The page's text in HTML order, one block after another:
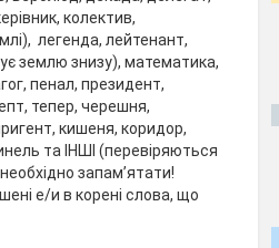
колектив,
легенда, лейтенант,
землю знизу), математика,
пенал, президент,
тепер, черешня,
кишеня, коридор,
та ІНШІ (перевіряються
запам’ятати!
е/и в корені слова, що